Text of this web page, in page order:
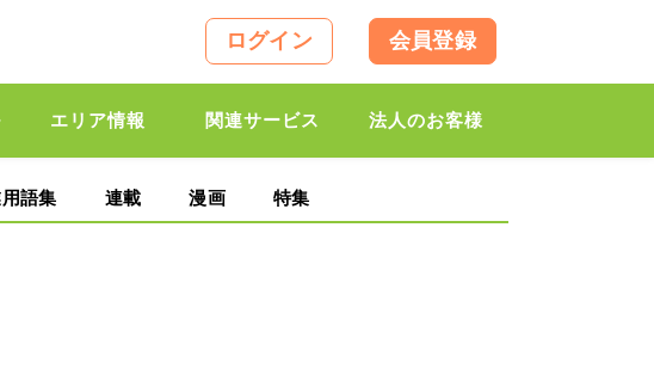
ログイン 会員登録
エリア情報 関連サービス 法人のお客様
語集 連載 漫画 特集